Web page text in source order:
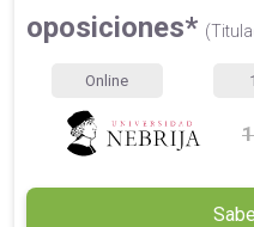
oposiciones*
Online